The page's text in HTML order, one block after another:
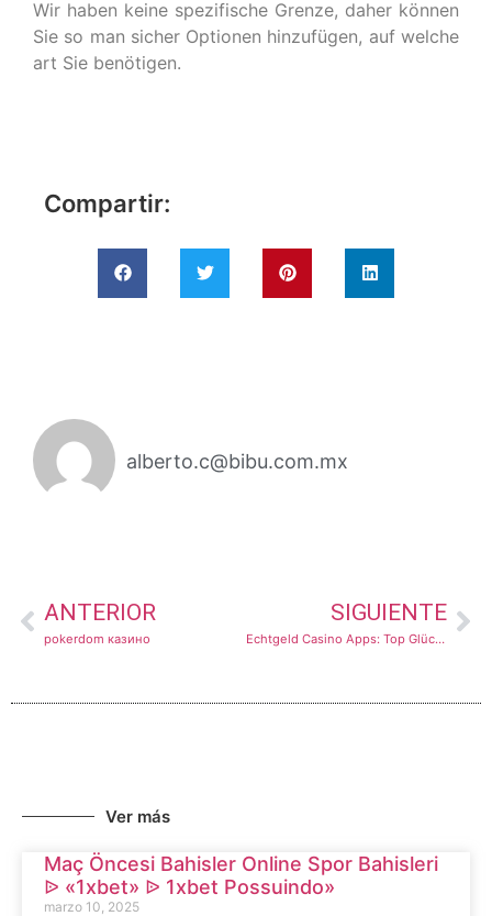
Wir haben keine spezifische Grenze, daher können
Sie so man sicher Optionen hinzufügen, auf welche
art Sie benötigen.
Compartir:
alberto.c@bibu.com.mx
ANTERIOR
pokerdom казино
SIGUIENTE
Echtgeld Casino Apps: Top Glücksspiel Application Mit Echten Abbauen 2025
Ver más
Maç Öncesi Bahisler Online Spor Bahisleri
ᐉ «1xbet» ᐉ 1xbet Possuindo»
marzo 10, 2025